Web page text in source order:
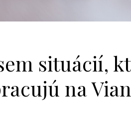
situácií,
na